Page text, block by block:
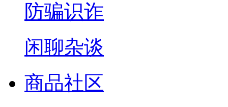
防骗识诈
闲聊杂谈
商品社区